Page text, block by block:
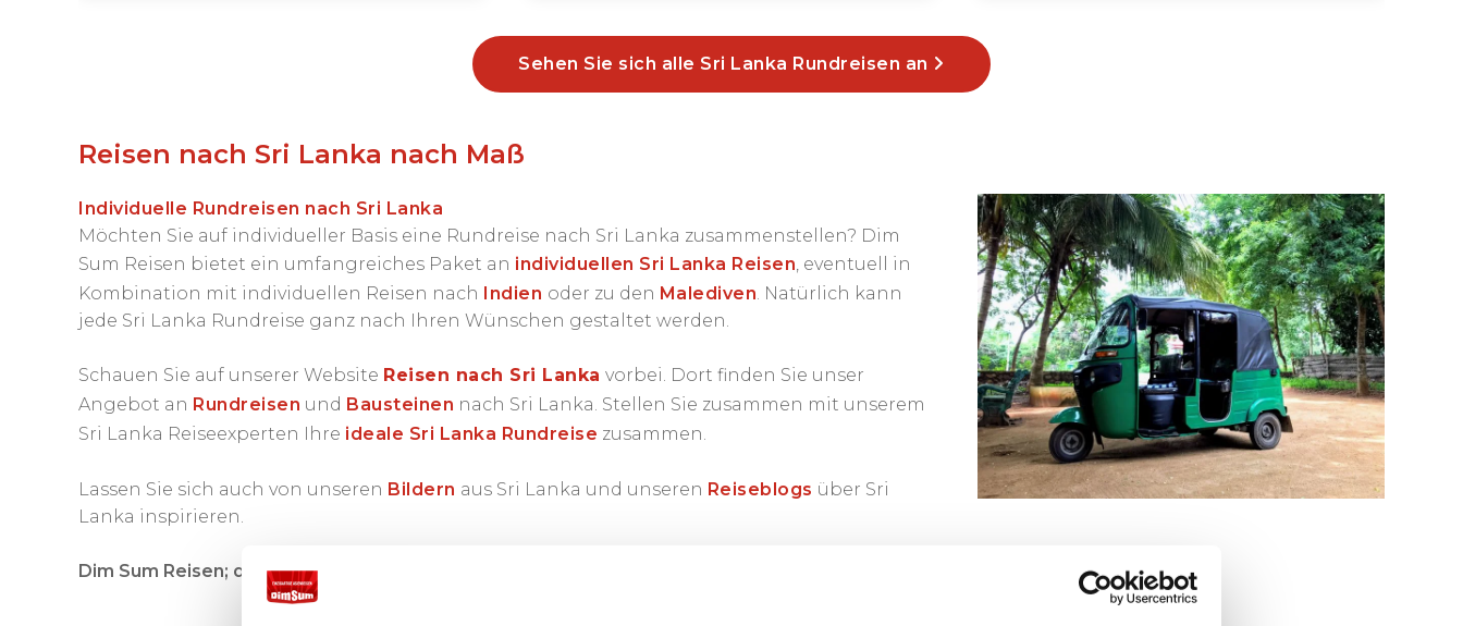
Sehen Sie sich alle Sri Lanka Rundreisen an
Reisen nach Sri Lanka nach Maß
Individuelle Rundreisen nach Sri Lanka
Möchten Sie auf individueller Basis eine Rundreise nach Sri Lanka zusammenstellen? Dim
Sum Reisen bietet ein umfangreiches Paket an individuellen Sri Lanka Reisen, eventuell in
Kombination mit individuellen Reisen nach Indien oder zu den Malediven. Natürlich kann
jede Sri Lanka Rundreise ganz nach Ihren Wünschen gestaltet werden.
Schauen Sie auf unserer Website Reisen nach Sri Lanka vorbei. Dort finden Sie unser
Angebot an Rundreisen und Bausteinen nach Sri Lanka. Stellen Sie zusammen mit unserem
Sri Lanka Reiseexperten Ihre ideale Sri Lanka Rundreise zusammen.
Lassen Sie sich auch von unseren Bildern aus Sri Lanka und unseren Reiseblogs über Sri
Lanka inspirieren.
Dim Sum Reisen; der Urlaubsspezialist für Ihren idealen